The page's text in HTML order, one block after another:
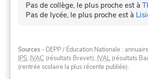
Pas de collège, le plus proche est à
Pas de lycée, le plus proche est à
Sources - DEPP / Éducation Nationale :
IPS, IVAC (résultats Brevet), IVAL (résultats
(rentrée scolaire la plus récente publiée).